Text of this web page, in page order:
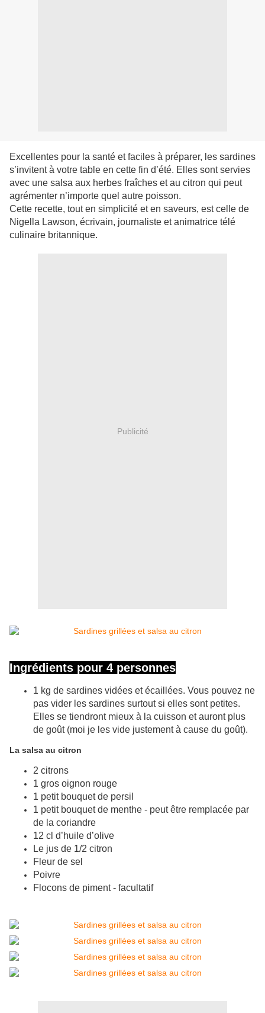
Excellentes pour la santé et faciles à préparer, les sardines
s’invitent à votre table en cette fin d’été. Elles sont servies
avec une salsa aux herbes fraîches et au citron qui peut
agrémenter n’importe quel autre poisson.
Cette recette, tout en simplicité et en saveurs, est celle de
Nigella Lawson, écrivain, journaliste et animatrice télé
culinaire britannique.
Publicité
Ingrédients pour 4 personnes
1 kg de sardines vidées et écaillées. Vous pouvez ne
pas vider les sardines surtout si elles sont petites.
Elles se tiendront mieux à la cuisson et auront plus
de goût (moi je les vide justement à cause du goût).
La salsa au citron
2 citrons
1 gros oignon rouge
1 petit bouquet de persil
1 petit bouquet de menthe - peut être remplacée par
de la coriandre
12 cl d’huile d’olive
Le jus de 1/2 citron
Fleur de sel
Poivre
Flocons de piment - facultatif